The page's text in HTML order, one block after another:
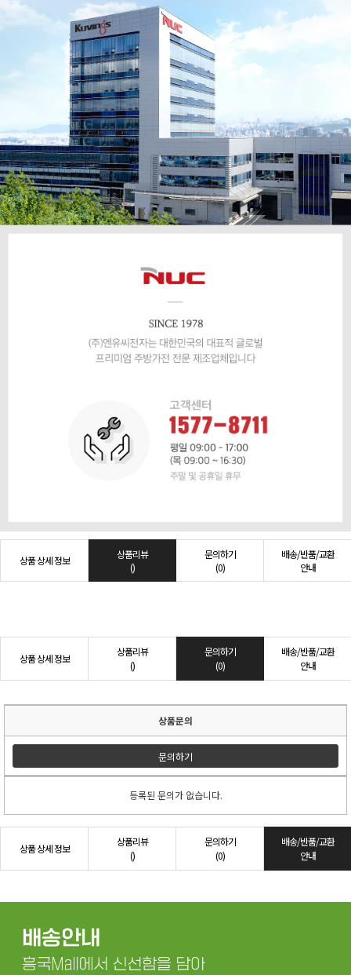
상품 상세 정보
상품리뷰
()
문의하기
(0)
배송/반품/교환
안내
상품 상세 정보
상품리뷰
()
문의하기
(0)
배송/반품/교환
안내
상품문의
문의하기
등록된 문의가 없습니다.
상품 상세 정보
상품리뷰
()
문의하기
(0)
배송/반품/교환
안내